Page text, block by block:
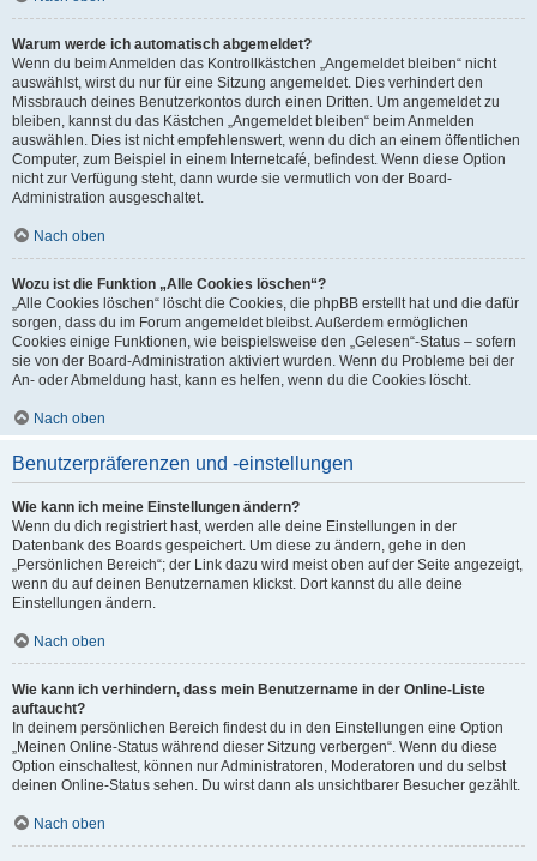
Warum werde ich automatisch abgemeldet?
Wenn du beim Anmelden das Kontrollkästchen „Angemeldet bleiben“ nicht
auswählst, wirst du nur für eine Sitzung angemeldet. Dies verhindert den
Missbrauch deines Benutzerkontos durch einen Dritten. Um angemeldet zu
bleiben, kannst du das Kästchen „Angemeldet bleiben“ beim Anmelden
auswählen. Dies ist nicht empfehlenswert, wenn du dich an einem öffentlichen
Computer, zum Beispiel in einem Internetcafé, befindest. Wenn diese Option
nicht zur Verfügung steht, dann wurde sie vermutlich von der Board-
Administration ausgeschaltet.
Nach oben
Wozu ist die Funktion „Alle Cookies löschen“?
„Alle Cookies löschen“ löscht die Cookies, die phpBB erstellt hat und die dafür
sorgen, dass du im Forum angemeldet bleibst. Außerdem ermöglichen
Cookies einige Funktionen, wie beispielsweise den „Gelesen“-Status – sofern
sie von der Board-Administration aktiviert wurden. Wenn du Probleme bei der
An- oder Abmeldung hast, kann es helfen, wenn du die Cookies löscht.
Nach oben
Benutzerpräferenzen und -einstellungen
Wie kann ich meine Einstellungen ändern?
Wenn du dich registriert hast, werden alle deine Einstellungen in der
Datenbank des Boards gespeichert. Um diese zu ändern, gehe in den
„Persönlichen Bereich“; der Link dazu wird meist oben auf der Seite angezeigt,
wenn du auf deinen Benutzernamen klickst. Dort kannst du alle deine
Einstellungen ändern.
Nach oben
Wie kann ich verhindern, dass mein Benutzername in der Online-Liste
auftaucht?
In deinem persönlichen Bereich findest du in den Einstellungen eine Option
„Meinen Online-Status während dieser Sitzung verbergen“. Wenn du diese
Option einschaltest, können nur Administratoren, Moderatoren und du selbst
deinen Online-Status sehen. Du wirst dann als unsichtbarer Besucher gezählt.
Nach oben